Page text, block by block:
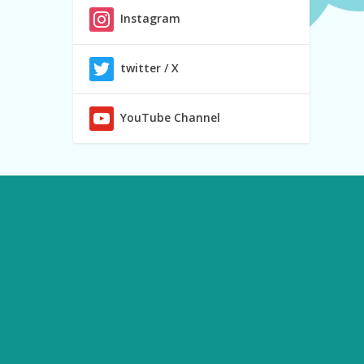
Instagram
twitter / X
YouTube Channel